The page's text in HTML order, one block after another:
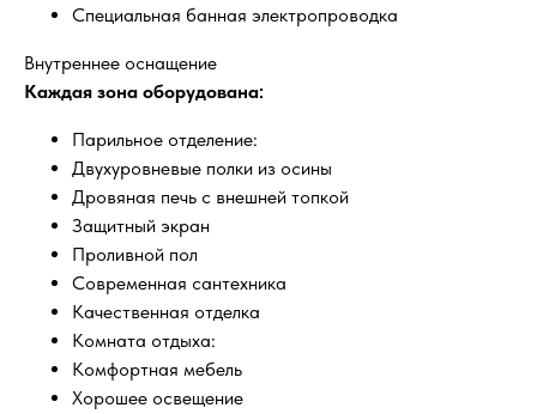
Специальная банная электропроводка
Внутреннее оснащение
Каждая зона оборудована:
Парильное отделение:
Двухуровневые полки из осины
Дровяная печь с внешней топкой
Защитный экран
Проливной пол
Современная сантехника
Качественная отделка
Комната отдыха:
Комфортная мебель
Хорошее освещение